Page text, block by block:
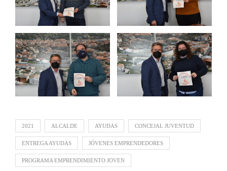
2021 ALCALDE AYUDAS CONCEJAL JUVENTUD
ENTREGA AYUDAS JÓVENES EMPRENDEDORES
PROGRAMA EMPRENDIMIENTO JOVEN